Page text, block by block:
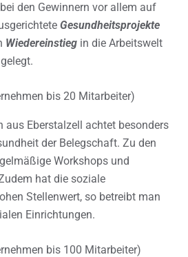
den Gewinnern vor allem auf
Gesundheitsprojekte
Wiedereinstieg in die Arbeitswelt
bis 20 Mitarbeiter)
aus Eberstalzell achtet besonders
der Belegschaft. Zu den
Workshops und
hat die soziale
Stellenwert, so betreibt man
Einrichtungen.
bis 100 Mitarbeiter)